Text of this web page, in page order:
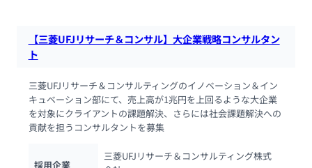
【三菱UFJリサーチ＆コンサル】大企業戦略コンサルタン
ト
三菱UFJリサーチ＆コンサルティングのイノベーション＆イン
キュベーション部にて、売上高が1兆円を上回るような大企業
を対象にクライアントの課題解決、さらには社会課題解決への
貢献を担うコンサルタントを募集
採用企業
三菱UFJリサーチ＆コンサルティング株式